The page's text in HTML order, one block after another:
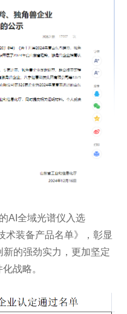
AI全域光谱仪入选
术装备产品名单》，彰显
的强劲实力，更加坚定
战略。